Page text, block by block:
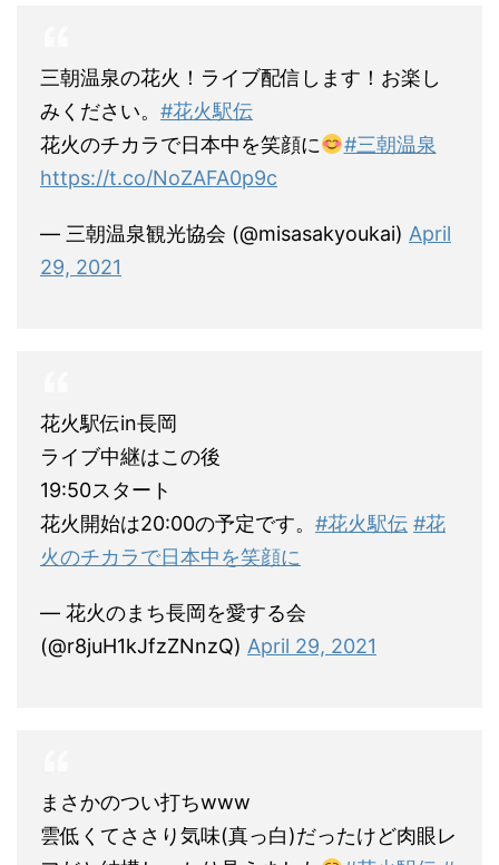
三朝温泉の花火！ライブ配信します！お楽し
みください。 #花火駅伝
花火のチカラで日本中を笑顔に
#三朝温泉
https://t.co/NoZAFA0p9c
— 三朝温泉観光協会 (@misasakyoukai) April
29, 2021
花火駅伝in長岡
ライブ中継はこの後
19:50スタート
花火開始は20:00の予定です。 #花火駅伝 #花
火のチカラで日本中を笑顔に
— 花火のまち長岡を愛する会
(@r8juH1kJfzZNnzQ) April 29, 2021
まさかのつい打ちwww
雲低くてささり気味(真っ白)だったけど肉眼レ